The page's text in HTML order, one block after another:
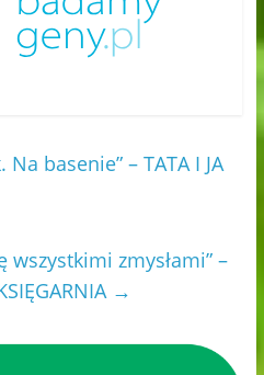
basenie” – TATA I JA
wszystkimi zmysłami” –
→